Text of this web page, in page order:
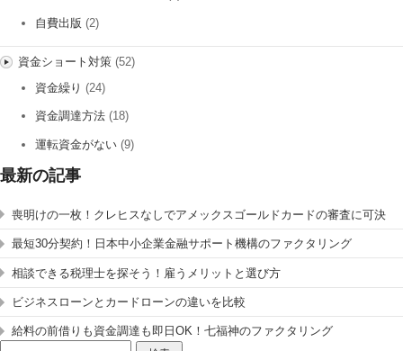
自費出版 (2)
資金ショート対策(52)
資金繰り (24)
資金調達方法 (18)
運転資金がない (9)
最新の記事
喪明けの一枚！クレヒスなしでアメックスゴールドカードの審査に可決
最短30分契約！日本中小企業金融サポート機構のファクタリング
相談できる税理士を探そう！雇うメリットと選び方
ビジネスローンとカードローンの違いを比較
給料の前借りも資金調達も即日OK！七福神のファクタリング